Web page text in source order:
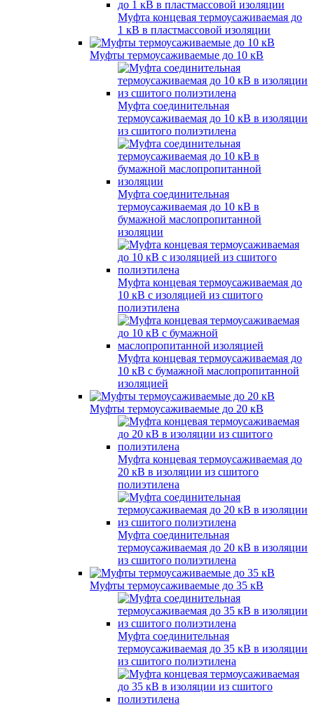
Муфта концевая термоусаживаемая до
1 кВ в пластмассовой изоляции
Муфты термоусаживаемые до 10 кВ
Муфта соединительная
термоусаживаемая до 10 кВ в изоляции
из сшитого полиэтилена
Муфта соединительная
термоусаживаемая до 10 кВ в
бумажной маслопропитанной
изоляции
Муфта концевая термоусаживаемая до
10 кВ с изоляцией из сшитого
полиэтилена
Муфта концевая термоусаживаемая до
10 кВ с бумажной маслопропитанной
изоляцией
Муфты термоусаживаемые до 20 кВ
Муфта концевая термоусаживаемая до
20 кВ в изоляции из сшитого
полиэтилена
Муфта соединительная
термоусаживаемая до 20 кВ в изоляции
из сшитого полиэтилена
Муфты термоусаживаемые до 35 кВ
Муфта соединительная
термоусаживаемая до 35 кВ в изоляции
из сшитого полиэтилена